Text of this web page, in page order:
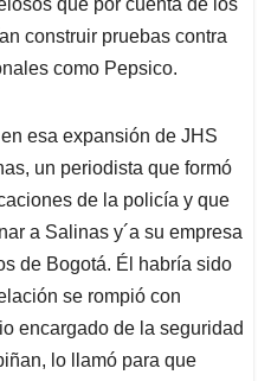
que por cuenta de los
construir pruebas contra
como Pepsico.
esa expansión de JHS
un periodista que formó
de la policía y que
a Salinas y´a su empresa
de Bogotá. Él habría sido
se rompió con
encargado de la seguridad
lo llamó para que